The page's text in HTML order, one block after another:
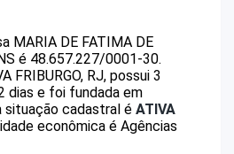
MARIA DE FATIMA DE
é 48.657.227/0001-30.
FRIBURGO, RJ, possui 3
dias e foi fundada em
situação cadastral é ATIVA
econômica é Agências